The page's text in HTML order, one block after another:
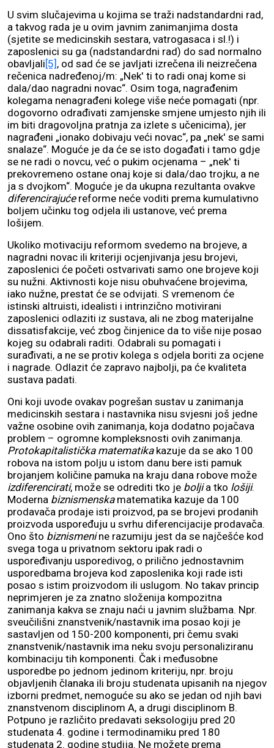
U svim slučajevima u kojima se traži nadstandardni rad,
a takvog rada je u ovim javnim zanimanjima dosta
(sjetite se medicinskih sestara, vatrogasaca i sl.!) i
zaposlenici su ga (nadstandardni rad) do sad normalno
obavljali [5] , od sad će se javljati izrečena ili neizrečena
rečenica nadređenoj/m: „Nek' ti to radi onaj kome si
dala/dao nagradni novac“. Osim toga, nagrađenim
kolegama nenagrađeni kolege više neće pomagati (npr.
dogovorno odrađivati zamjenske smjene umjesto njih ili
im biti dragovoljna pratnja za izlete s učenicima), jer
nagrađeni „ionako dobivaju veći novac“, pa „nek' se sami
snalaze“. Moguće je da će se isto događati i tamo gdje
se ne radi o novcu, već o pukim ocjenama – „nek' ti
prekovremeno ostane onaj koje si dala/dao trojku, a ne
ja s dvojkom“. Moguće je da ukupna rezultanta ovakve
diferencirajućereforme neće voditi prema kumulativno
boljem učinku tog odjela ili ustanove, već prema
lošijem.
Ukoliko motivaciju reformom svedemo na brojeve, a
nagradni novac ili kriteriji ocjenjivanja jesu brojevi,
zaposlenici će početi ostvarivati samo one brojeve koji
su nužni. Aktivnosti koje nisu obuhvaćene brojevima,
iako nužne, prestat će se odvijati. S vremenom će
istinski altruisti, idealisti i intrinzično motivirani
zaposlenici odlaziti iz sustava, ali ne zbog materijalne
dissatisfakcije, već zbog činjenice da to više nije posao
kojeg su odabrali raditi. Odabrali su pomagati i
surađivati, a ne se protiv kolega s odjela boriti za ocjene
i nagrade. Odlazit će zapravo najbolji, pa će kvaliteta
sustava padati.
Oni koji uvode ovakav pogrešan sustav u zanimanja
medicinskih sestara i nastavnika nisu svjesni još jedne
važne osobine ovih zanimanja, koja dodatno pojačava
problem – ogromne kompleksnosti ovih zanimanja.
Protokapitalistička matematikakazuje da se ako 100
robova na istom polju u istom danu bere isti pamuk
brojanjem količine pamuka na kraju dana robove može
izdiferencirati, može se odrediti tko je boljia tko lošiji.
Moderna biznismenskamatematika kazuje da 100
prodavača prodaje isti proizvod, pa se brojevi prodanih
proizvoda uspoređuju u svrhu diferencijacije prodavača.
Ono što biznismenine razumiju jest da se najčešće kod
svega toga u privatnom sektoru ipak radi o
uspoređivanju usporedivog, o prilično jednostavnim
usporedbama brojeva kod zaposlenika koji rade isti
posao s istim proizvodom ili uslugom. No takav princip
neprimjeren je za znatno složenija kompozitna
zanimanja kakva se znaju naći u javnim službama. Npr.
sveučilišni znanstvenik/nastavnik ima posao koji je
sastavljen od 150-200 komponenti, pri čemu svaki
znanstvenik/nastavnik ima neku svoju personaliziranu
kombinaciju tih komponenti. Čak i međusobne
usporedbe po jednom jedinom kriteriju, npr. broju
objavljenih članaka ili broju studenata upisanih na njegov
izborni predmet, nemoguće su ako se jedan od njih bavi
znanstvenom disciplinom A, a drugi disciplinom B.
Potpuno je različito predavati seksologiju pred 20
studenata 4. godine i termodinamiku pred 180
studenata 2. godine studija. Ne možete prema